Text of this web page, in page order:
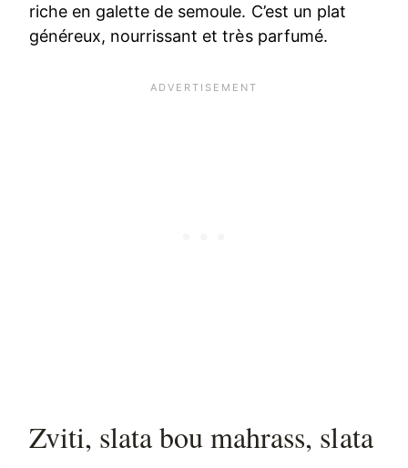
riche en galette de semoule. C’est un plat
généreux, nourrissant et très parfumé.
Zviti, slata bou mahrass, slata